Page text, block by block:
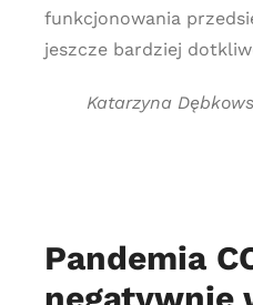
funkcjonowania
jeszcze bardziej
Katarzyna
Pandemia